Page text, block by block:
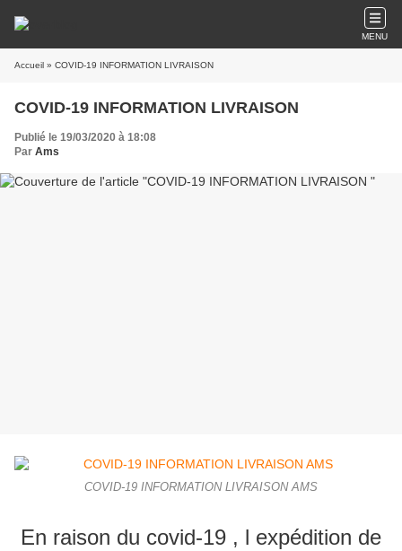
MENU
Accueil » COVID-19 INFORMATION LIVRAISON
COVID-19 INFORMATION LIVRAISON
Publié le 19/03/2020 à 18:08
Par Ams
COVID-19 INFORMATION LIVRAISON AMS
En raison du covid-19 , l expédition de